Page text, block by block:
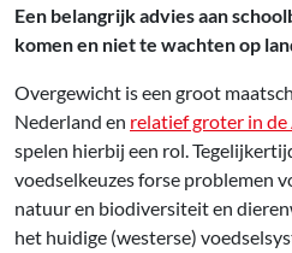
Een belangrijk advies aan
komen en niet te wachten op
Overgewicht is een groot
Nederland en relatief groter in
spelen hierbij een rol.
voedselkeuzes forse problemen
natuur en biodiversiteit en
het huidige (westerse)